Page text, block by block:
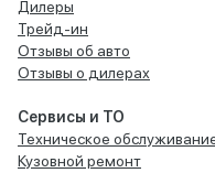
Дилеры
Трейд-ин
Отзывы об авто
Отзывы о дилерах
Сервисы и ТО
Техническое
Кузовной ремонт